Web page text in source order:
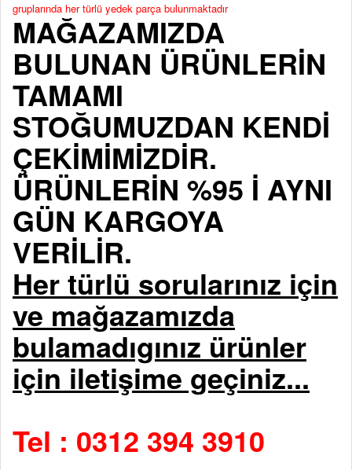
gruplarında her türlü yedek parça bulunmaktadır
MAĞAZAMIZDA
BULUNAN ÜRÜNLERİN
TAMAMI
STOĞUMUZDAN KENDİ
ÇEKİMİMİZDİR.
ÜRÜNLERİN %95 İ AYNI
GÜN KARGOYA
VERİLİR.
Her türlü sorularınız için
ve mağazamızda
bulamadıgınız ürünler
için iletişime geçiniz...
Tel : 0312 394 3910